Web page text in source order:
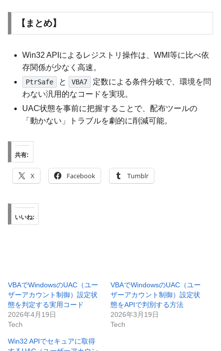
【まとめ】
Win32 APIによるレジストリ操作は、WMI等に比べ依
存関係が少なく高速。
PtrSafe と VBA7
定数による条件分岐で、環境を問
わない汎用的なコードを実現。
UAC状態を事前に把握することで、配布ツールの
「動かない」トラブルを劇的に削減可能。
共有:
X Facebook Tumblr
いいね:
VBAでWindowsのUAC（ユー
ザーアカウント制御）設定状
態を判定する実用コード
2026年4月19日
Tech
VBAでWindowsのUAC（ユー
ザーアカウント制御）設定状
態をAPIで判別する方法
2026年3月19日
Tech
Win32 APIでセキュアに取得